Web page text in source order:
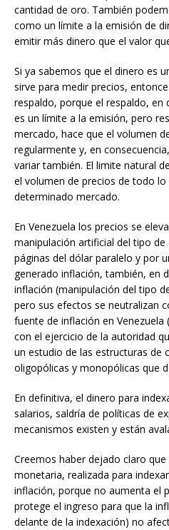
cantidad de oro. También
como un límite a la emisión de
emitir más dinero que el valor
Si ya sabemos que el dinero es
sirve para medir precios,
respaldo, porque el respaldo, en
es un límite a la emisión, pero
mercado, hace que el volumen
regularmente y, en
variar también. El limite natural
el volumen de precios de todo lo
determinado mercado.
En Venezuela los precios se
manipulación artificial del tipo
páginas del dólar paralelo y por
generado inflación, también, en
inflación (manipulación del tipo
pero sus efectos se neutralizan
fuente de inflación en
con el ejercicio de la autoridad
un estudio de las estructuras de
oligopólicas y monopólicas que
En definitiva, el dinero para
salarios, saldría de políticas de
mecanismos existen y están
Creemos haber dejado claro
monetaria, realizada para
inflación, porque no aumenta el
protege el ingreso para que la
delante de la indexación) no